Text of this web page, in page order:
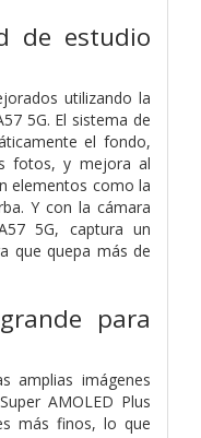
de estudio
utilizando la
5G. El sistema de
el fondo,
fotos, y mejora al
elementos como la
Y con la cámara
5G, captura un
que quepa más de
para
amplias imágenes
AMOLED Plus
más finos, lo que